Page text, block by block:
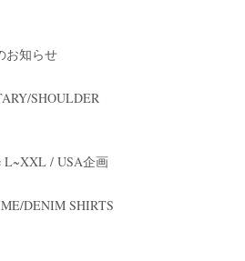
お知らせ
SHOULDER
L~XXL / USA企画
DENIM SHIRTS